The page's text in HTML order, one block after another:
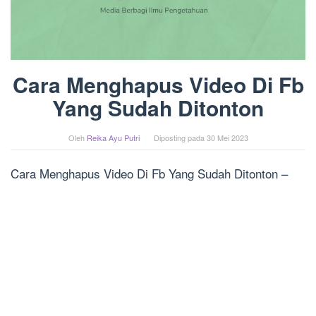
Cara Menghapus Video Di Fb
Yang Sudah Ditonton
Oleh Reika Ayu Putri Diposting pada 30 Mei 2023
Cara Menghapus Video Di Fb Yang Sudah Ditonton –